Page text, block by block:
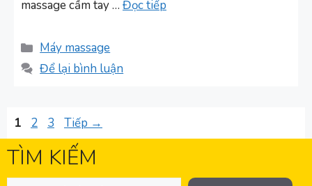
massage cầm tay … Đọc tiếp
Danh
mục
Máy massage
Để lại bình luận
Trang
1 Trang
2 Trang
3 Tiếp →
TÌM KIẾM